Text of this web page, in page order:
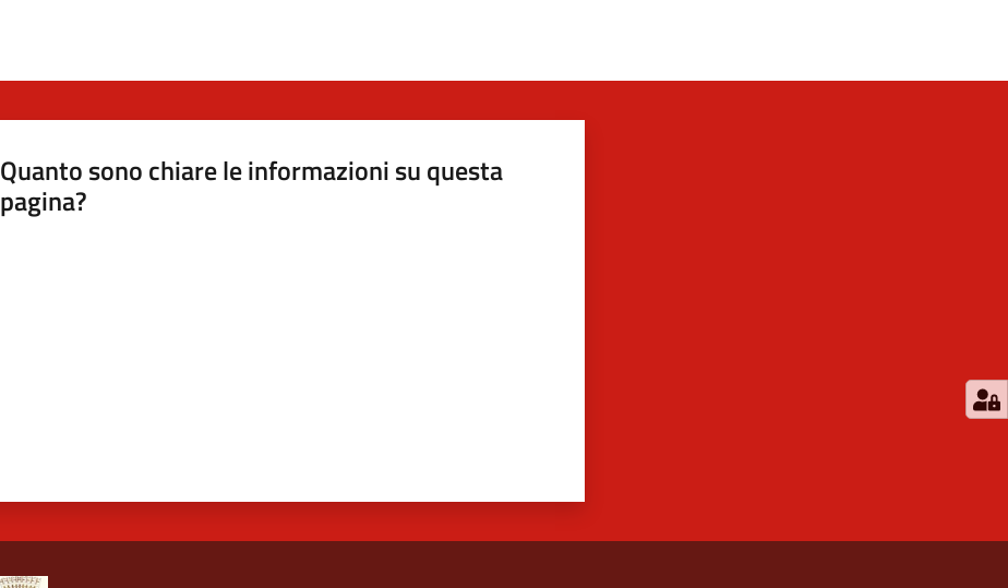
Quanto sono chiare le informazioni su questa
pagina?